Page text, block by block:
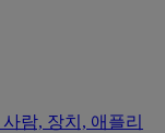
람, 장치, 애플리